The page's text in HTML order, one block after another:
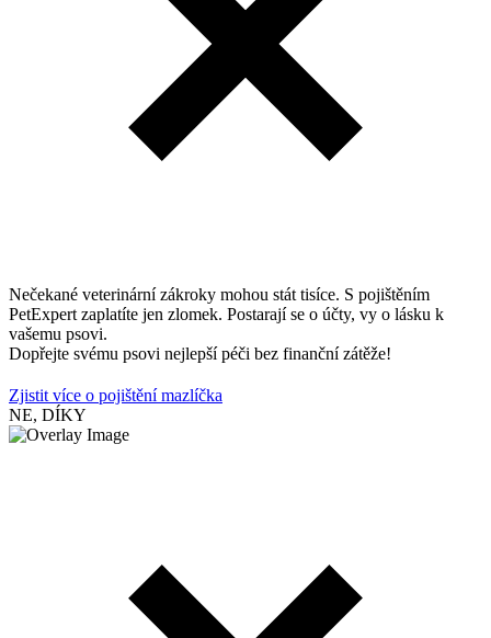
Nečekané veterinární zákroky mohou stát tisíce. S pojištěním
PetExpert zaplatíte jen zlomek. Postarají se o účty, vy o lásku k
vašemu psovi.
Dopřejte svému psovi nejlepší péči bez finanční zátěže!
Zjistit více o pojištění mazlíčka
NE, DÍKY